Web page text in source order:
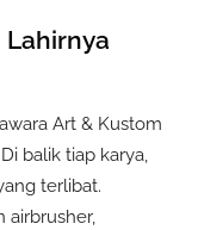
Lahirnya
Art & Kustom
balik tiap karya,
terlibat.
airbrusher,